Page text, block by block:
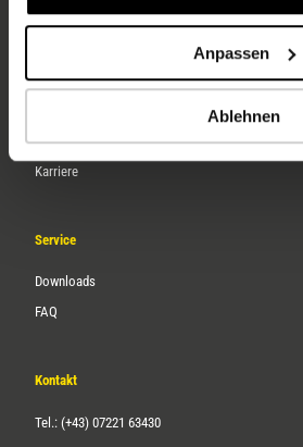
Anpassen
Ablehnen
Über uns
Karriere
Service
Downloads
FAQ
Kontakt
Tel.: (+43) 07221 63430